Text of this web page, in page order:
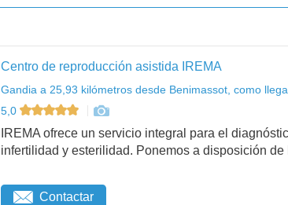
Centro de reproducción asistida IREMA
Gandia a 25,93 kilómetros desde Benimassot, como
5,0
IREMA ofrece un servicio integral para el
infertilidad y esterilidad. Ponemos a disposición de
Contactar